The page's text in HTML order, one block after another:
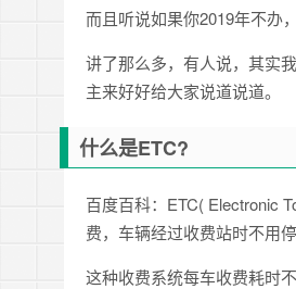
而且听说如果你2019年不办
讲了那么多，有人说，其实
主来好好给大家说道说道。
什么是ETC?
百度百科：ETC( Electronic
费，车辆经过收费站时不用
这种收费系统每车收费耗时